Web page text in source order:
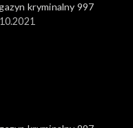
kryminalny 997